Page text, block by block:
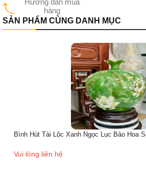
hàng
SẢN PHẨM CÙNG DANH MỤC
Hút Lộc Hoa Đắp Nổi hoa đào H16cm _M6cm
đ